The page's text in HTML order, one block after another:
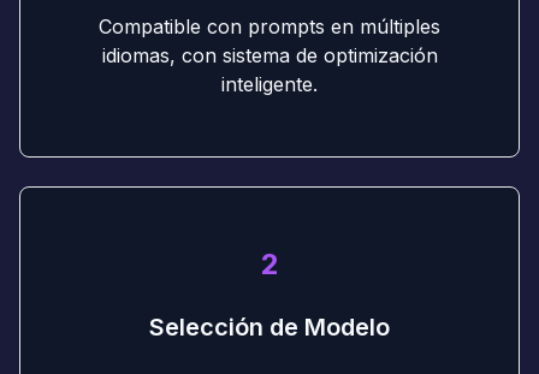
Compatible con prompts en múltiples
idiomas, con sistema de optimización
inteligente.
2
Selección de Modelo